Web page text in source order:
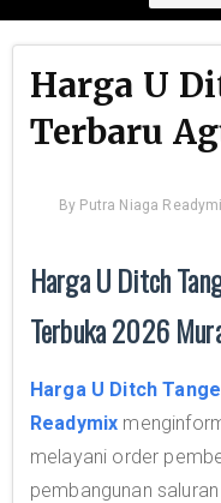
Harga U
Terbaru
By Putra Niaga
Harga U Ditch
Terbuka 2026
Harga U Ditch
Readymix
melayani order
pembangunan saluran